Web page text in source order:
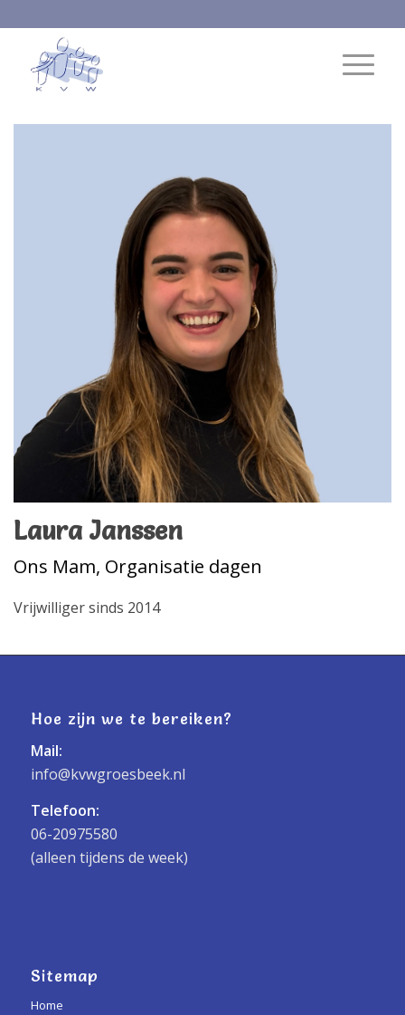
Laura Janssen
Ons Mam, Organisatie dagen
Vrijwilliger sinds 2014
Hoe zijn we te bereiken?
Mail:
info@kvwgroesbeek.nl
Telefoon:
06-20975580
(alleen tijdens de week)
Sitemap
Home